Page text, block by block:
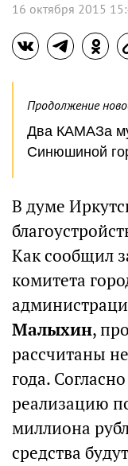
16 октября 2015
Продолжение
Два КАМАЗа
Синюшиной
В думе
Как сообщил
комитета
Малыхин,
рассчитаны
года.
реализацию
миллиона
средства